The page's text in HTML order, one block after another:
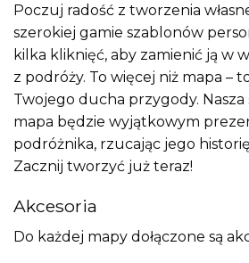
Poczuj radość z tworzenia
szerokiej gamie szablonów
kilka kliknięć, aby zamienić ją w
z podróży. To więcej niż mapa –
Twojego ducha przygody.
mapa będzie wyjątkowym
podróżnika, rzucając jego
Zacznij tworzyć już teraz!
Akcesoria
Do każdej mapy dołączone są